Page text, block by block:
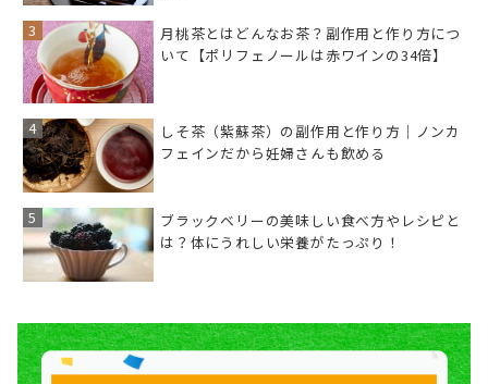
月桃茶とはどんなお茶？副作用と作り方につ
いて【ポリフェノールは赤ワインの34倍】
しそ茶（紫蘇茶）の副作用と作り方｜ノンカ
フェインだから妊婦さんも飲める
ブラックベリーの美味しい食べ方やレシピと
は？体にうれしい栄養がたっぷり！